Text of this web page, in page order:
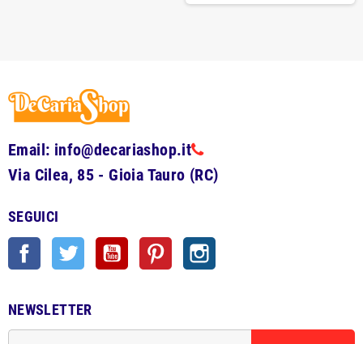
Email: info@decariashop.it
Via Cilea, 85 - Gioia Tauro (RC)
SEGUICI
Facebook Twitter YouTube Pinterest
NEWSLETTER